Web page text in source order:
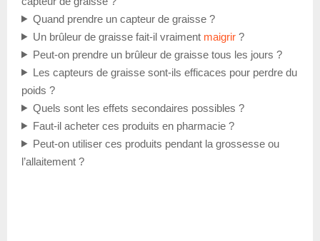
Quand prendre un capteur de graisse ?
Un brûleur de graisse fait-il vraiment maigrir?
Peut-on prendre un brûleur de graisse tous les jours ?
Les capteurs de graisse sont-ils efficaces pour perdre du
poids ?
Quels sont les effets secondaires possibles ?
Faut-il acheter ces produits en pharmacie ?
Peut-on utiliser ces produits pendant la grossesse ou
l’allaitement ?